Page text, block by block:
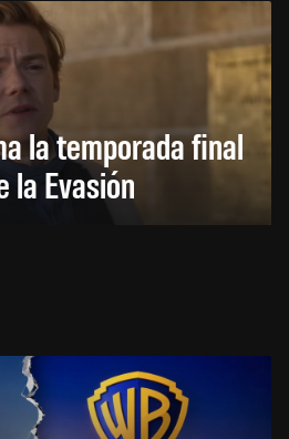
la temporada final
la Evasión